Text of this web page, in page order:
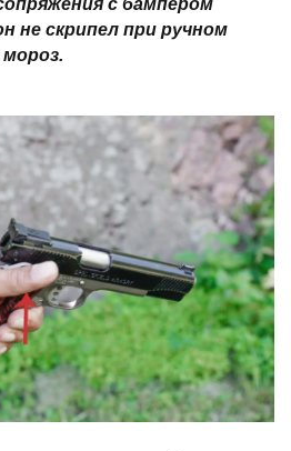
с бампером
не скрипел при ручном
мороз.